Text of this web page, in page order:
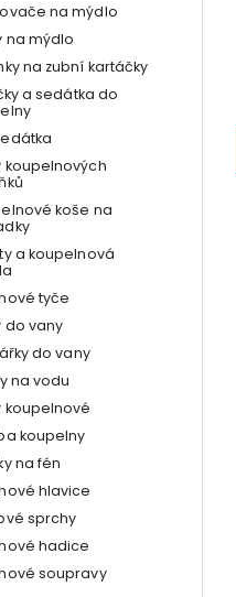
na mýdlo
na mýdlo
na zubní kartáčky
a sedátka do
koupelnových
koše na
a koupelnová
tyče
do vany
do vany
na vodu
koupelnové
koupelny
na fén
hlavice
sprchy
hadice
soupravy